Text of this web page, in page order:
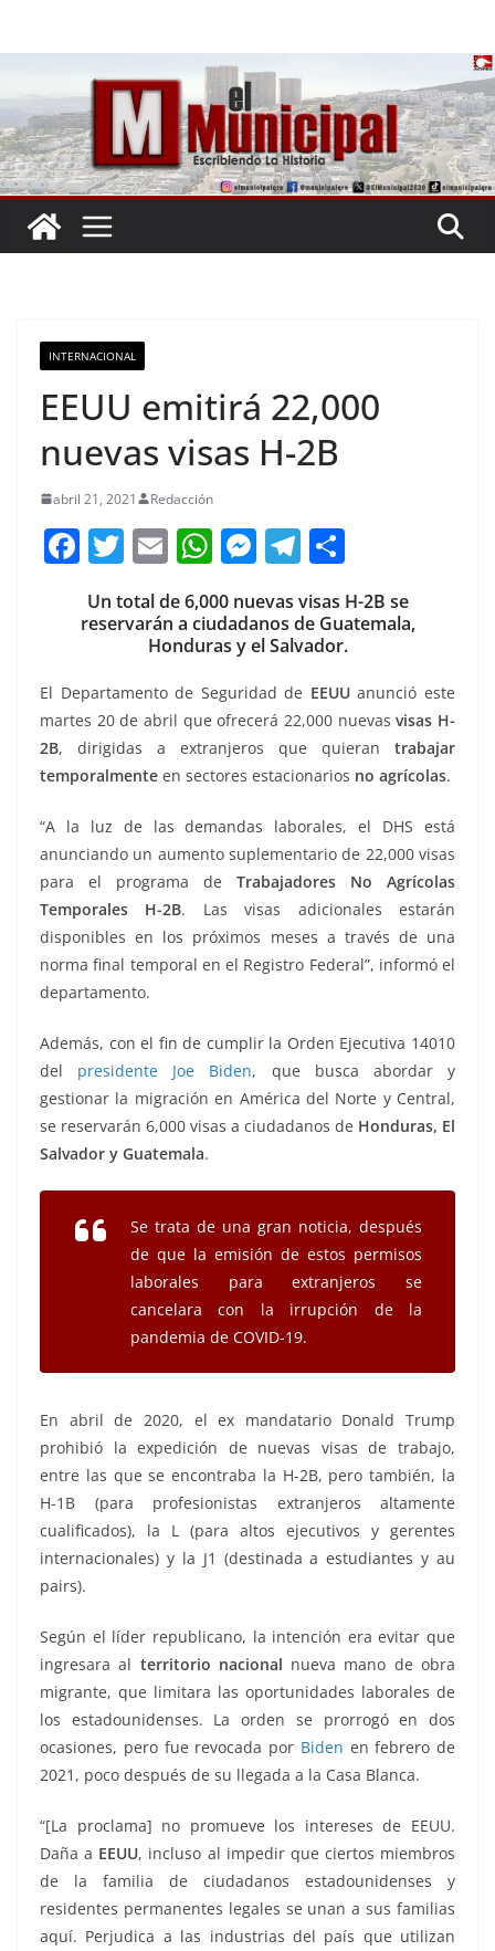
INTERNACIONAL
EEUU emitirá 22,000
nuevas visas H-2B
abril 21, 2021 Redacción
F
c
b
o
o
k
T
itt
er
E
m
ai
l
W
at
s
A
p
p
M
ss
e
n
g
er
T
e
gr
a
m
m
p
ar
tir
Un total de 6,000 nuevas visas H-2B se
reservarán a ciudadanos de Guatemala,
Honduras y el Salvador.
El Departamento de Seguridad de EEUUanunció este
martes 20 de abril que ofrecerá 22,000 nuevasvisas H-
2B, dirigidas a extranjeros que quieran trabajar
temporalmente en sectores estacionarios no agrícolas.
“A la luz de las demandas laborales, el DHS está
anunciando un aumento suplementario de 22,000 visas
para el programa de Trabajadores No Agrícolas
Temporales H-2B. Las visas adicionales estarán
disponibles en los próximos meses a través de una
norma final temporal en el Registro Federal”, informó el
departamento.
Además, con el fin de cumplir la Orden Ejecutiva 14010
del presidente Joe Biden, que busca abordar y
gestionar la migración en América del Norte y Central,
se reservarán 6,000 visas a ciudadanos de Honduras, El
Salvador y Guatemala.
Se trata de una gran noticia, después
de que la emisión de estos permisos
laborales para extranjeros se
cancelara con la irrupción de la
pandemia de COVID-19.
En abril de 2020, el ex mandatario Donald Trump
prohibió la expedición de nuevas visas de trabajo,
entre las que se encontraba la H-2B, pero también, la
H-1B (para profesionistas extranjeros altamente
cualificados), la L (para altos ejecutivos y gerentes
internacionales) y la J1 (destinada a estudiantes y au
pairs).
Según el líder republicano, la intención era evitar que
ingresara al territorio nacional nueva mano de obra
migrante, que limitara las oportunidades laborales de
los estadounidenses. La orden se prorrogó en dos
ocasiones, pero fue revocada por Biden en febrero de
2021, poco después de su llegada a la Casa Blanca.
“[La proclama] no promueve los intereses de EEUU.
Daña a EEUU, incluso al impedir que ciertos miembros
de la familia de ciudadanos estadounidenses y
residentes permanentes legales se unan a sus familias
aquí. Perjudica a las industrias del país que utilizan